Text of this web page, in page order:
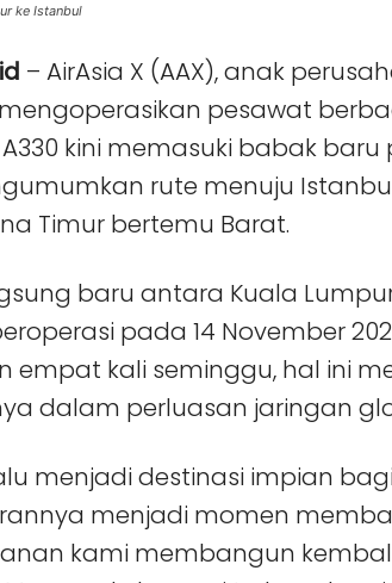
ke Istanbul
– AirAsia X (AAX), anak
pesawat
kini memasuki babak
rute menuju
Timur bertemu Barat.
baru antara Kuala
pada 14 November
empat kali seminggu, hal ini
dalam perluasan jaringan
menjadi destinasi impian
menjadi momen
kami membangun